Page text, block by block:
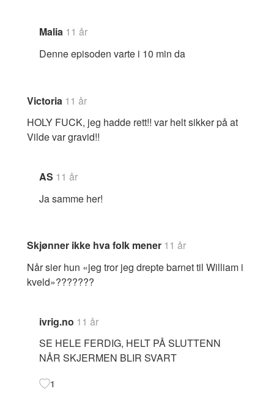
Malia 11 år
Denne episoden varte i 10 min da
Victoria 11 år
HOLY FUCK, jeg hadde rett!! var helt sikker på at
Vilde var gravid!!
AS 11 år
Ja samme her!
Skjønner ikke hva folk mener 11 år
Når sier hun «jeg tror jeg drepte barnet til William i
kveld»???????
ivrig.no 11 år
SE HELE FERDIG, HELT PÅ SLUTTENN
NÅR SKJERMEN BLIR SVART
1